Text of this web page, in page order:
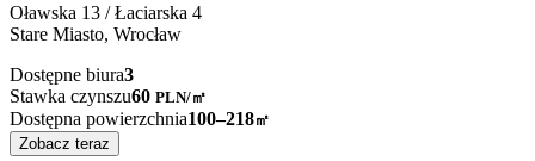
Oławska 13 / Łaciarska 4
Stare Miasto, Wrocław
Dostępne biura3
Stawka czynszu60 PLN/㎡
Dostępna powierzchnia100–218㎡
Zobacz teraz